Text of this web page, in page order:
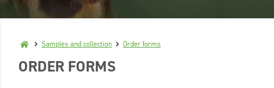
Samples and collection Order forms
ORDER FORMS